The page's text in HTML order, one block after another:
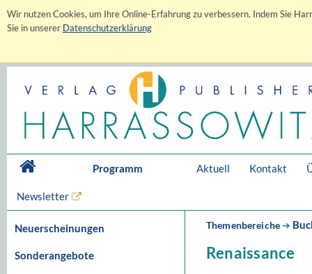
Wir nutzen Cookies, um Ihre Online-Erfahrung zu verbessern. Indem Sie
Sie in unserer Datenschutzerklärung
Programm Aktuell Kontakt
Newsletter
Neuerscheinungen
Sonderangebote
Themenbereiche➔
Renaissance